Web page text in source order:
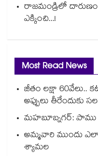
రాజమండ్రిలో
ఎక్కించి...!
Most Read News
జీతం లక్షా 60వేలు..
అప్పులు తీరేందుకు
మహబూబ్నగర్: పాము
అమ్మవారి ముందు
శ్యామల